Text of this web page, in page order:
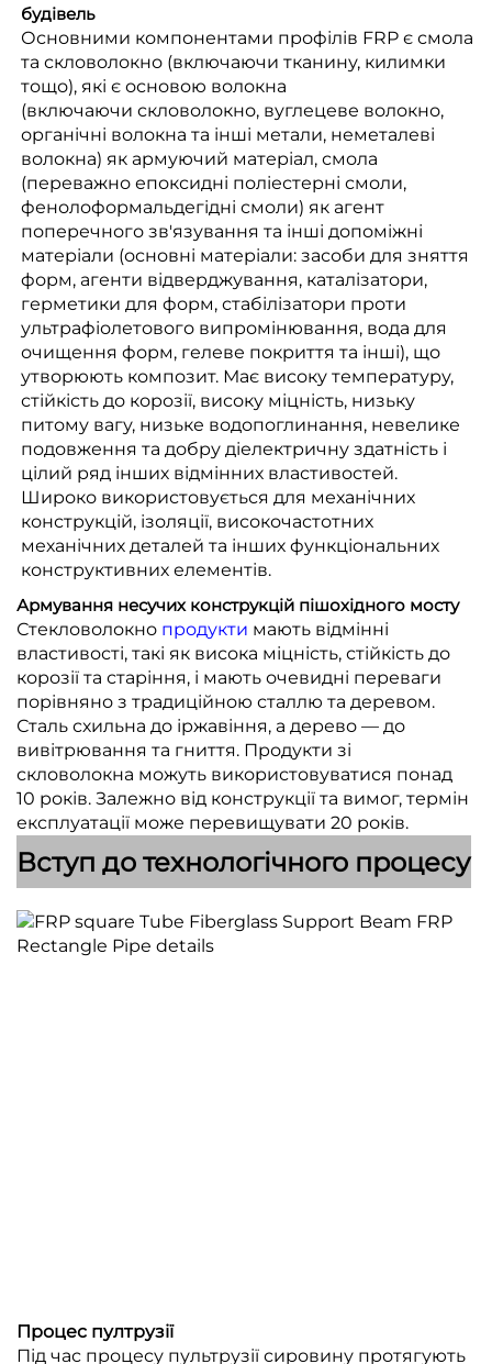
будівель
Основними компонентами профілів FRP є смола
та скловолокно (включаючи тканину, килимки
тощо), які є основою волокна
(включаючи скловолокно, вуглецеве волокно,
органічні волокна та інші метали, неметалеві
волокна) як армуючий матеріал, смола
(переважно епоксидні поліестерні смоли,
фенолоформальдегідні смоли) як агент
поперечного зв'язування та інші допоміжні
матеріали (основні матеріали: засоби для зняття
форм, агенти відверджування, каталізатори,
герметики для форм, стабілізатори проти
ультрафіолетового випромінювання, вода для
очищення форм, гелеве покриття та інші), що
утворюють композит. Має високу температуру,
стійкість до корозії, високу міцність, низьку
питому вагу, низьке водопоглинання, невелике
подовження та добру діелектричну здатність і
цілий ряд інших відмінних властивостей.
Широко використовується для механічних
конструкцій, ізоляції, високочастотних
механічних деталей та інших функціональних
конструктивних елементів.
Армування несучих конструкцій пішохідного мосту
Стекловолокно продукти мають відмінні
властивості, такі як висока міцність, стійкість до
корозії та старіння, і мають очевидні переваги
порівняно з традиційною сталлю та деревом.
Сталь схильна до іржавіння, а дерево — до
вивітрювання та гниття. Продукти зі
скловолокна можуть використовуватися понад
10 років. Залежно від конструкції та вимог, термін
експлуатації може перевищувати 20 років.
Вступ до технологічного процесу
Процес пултрузії
Під час процесу пультрузії сировину протягують